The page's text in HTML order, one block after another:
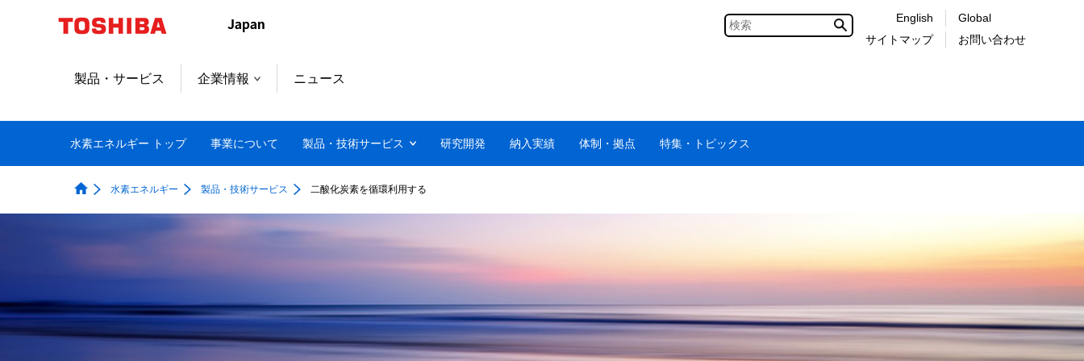
ャ
プ
English
サイトマップ
Global
お問い合わせ
製品・サービス 企業情報 ニュース
水素エネルギー トップ 事業について 製品・技術サービス 研究開発 納入実績 体制・拠点 特集・トピックス
水素エネルギー 製品・技術サービス 二酸化炭素を循環利用する